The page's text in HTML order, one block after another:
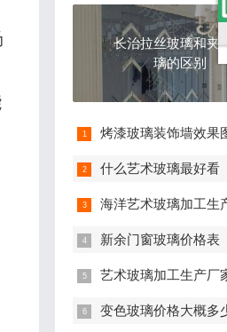
钢
化
玻
璃
厂
长治拉丝玻璃和夹
璃的区别
烤漆玻璃装饰墙效果
什么艺术玻璃最好看
海洋艺术玻璃加工生
新余门窗玻璃价格表
艺术玻璃加工生产厂家插画
变色玻璃价格大概多